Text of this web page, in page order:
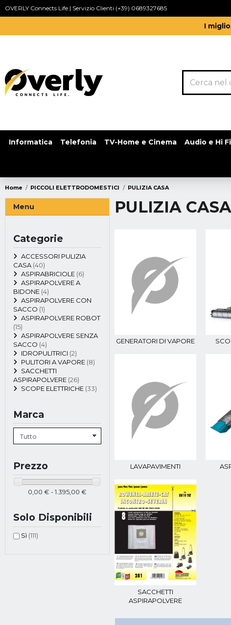
OVERLY Connects Life | Servizio Clienti (+39) 0689327685
I
Informatica Telefonia TV-Home e Cinema Audio e Hi Fi
Home PICCOLI ELETTRODOMESTICI PULIZIA CASA
PULIZIA CASA
GENERATORI DI VAPORE
LAVAPAVIMENTI
SACCHETTI
ASPIRAPOLVERE
Menu
Categorie
ACCESSORI PULIZIA
CASA (40)
ASPIRABRICIOLE (6)
ASPIRAPOLVERE A
BIDONE (4)
ASPIRAPOLVERE CON
SACCO (1)
ASPIRAPOLVERE ROBOT
(15)
ASPIRAPOLVERE SENZA
SACCO (4)
IDROPULITRICI (2)
PULITORI A VAPORE (8)
SACCHETTI
ASPIRAPOLVERE (26)
SCOPE ELETTRICHE (33)
Marca
Prezzo
0,00 € - 1.395,00 €
Solo Disponibili
Sì (111)